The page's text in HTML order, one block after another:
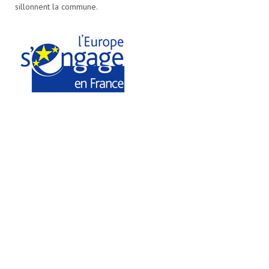
sillonnent la commune.